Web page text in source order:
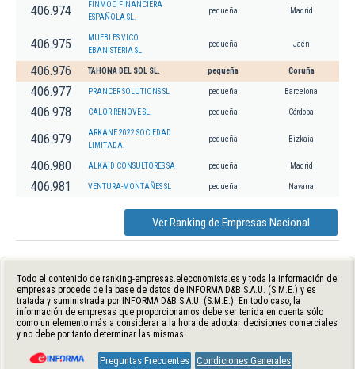
406.974
FINMOO FINANCIERA
ESPAÑOLA SL.
pequeña Madrid
406.975
MUEBLES VICO
EBANISTERIA SL
pequeña Jaén
406.976 TAHONA DEL SOL SL. pequeña Coruña
406.977 PRANCER SOLUTIONS SL pequeña Barcelona
406.978 CALOR RENOVE SL. pequeña Córdoba
406.979
ARKANE 2022 SOCIEDAD
LIMITADA.
pequeña Bizkaia
406.980 ALKAID CONSULTORES SA pequeña Madrid
406.981 VENTURA-MONTAÑES SL pequeña Navarra
Ver Ranking de Empresas Nacional
Todo el contenido de ranking-empresas.eleconomista.es y toda la información de
empresas procede de la base de datos de INFORMA D&B S.A.U. (S.M.E.) y es
tratada y suministrada por INFORMA D&B S.A.U. (S.M.E.). En todo caso, la
información de empresas que proporcionamos debe ser tenida en cuenta sólo
como un elemento más a considerar a la hora de adoptar decisiones comerciales
y no debe por tanto determinar las mismas.
Preguntas Frecuentes Condiciones Generales